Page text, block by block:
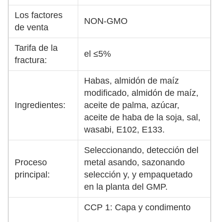
Los factores
de venta
NON-GMO
Tarifa de la
fractura:
el ≤5%
Ingredientes:
Habas, almidón de maíz
modificado, almidón de maíz,
aceite de palma, azúcar,
aceite de haba de la soja, sal,
wasabi, E102, E133.
Proceso
principal:
Seleccionando, detección del
metal asando, sazonando
selección y, y empaquetado
en la planta del GMP.
CCP 1: Capa y condimento